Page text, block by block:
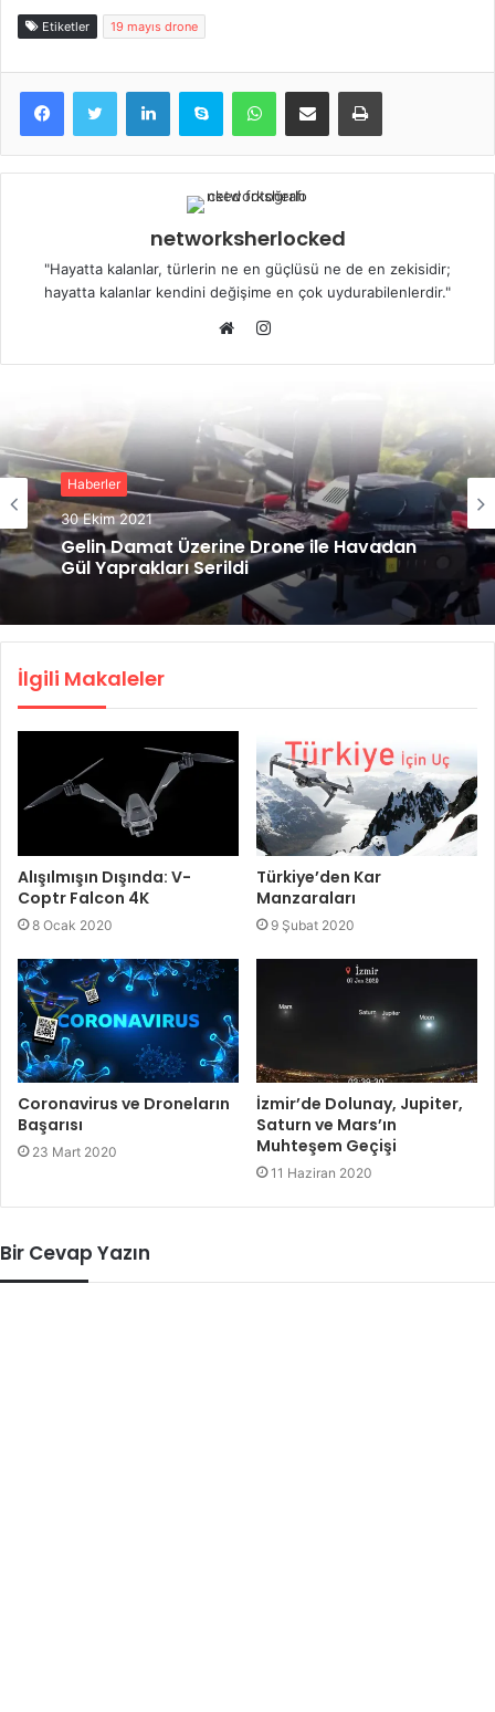
Etiketler 19 mayıs drone
LinkedInSkype WhatsAppE-Posta ile paylaş Yazdır
networksherlocked
"Hayatta kalanlar, türlerin ne en güçlüsü ne de en zekisidir;
hayatta kalanlar kendini değişime en çok uydurabilenlerdir."
Instagram
Haberler
30 Ekim 2021
Gelin Damat Üzerine Drone ile Havadan
Gül Yaprakları Serildi
Haberler
26 Ekim 2021
Mavic 3’ün Lansman Fotoğrafları Sızdı
İlgili Makaleler
Alışılmışın Dışında: V-
Coptr Falcon 4K
8 Ocak 2020
Türkiye’den Kar
Manzaraları
9 Şubat 2020
Coronavirus ve Droneların
Başarısı
23 Mart 2020
İzmir’de Dolunay, Jupiter,
Saturn ve Mars’ın
Muhteşem Geçişi
11 Haziran 2020
Bir Cevap Yazın